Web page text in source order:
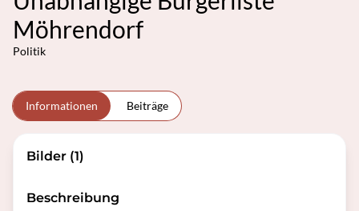
Möhrendorf
Politik
Informationen Beiträge
Bilder (1)
Beschreibung